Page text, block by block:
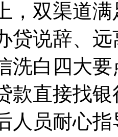
，双渠道
贷说辞、
洗白四大
款直接找
人员耐心